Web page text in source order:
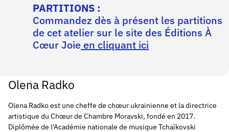
PARTITIONS :
Commandez dès à présent les partitions
de cet atelier sur le site des Éditions À
Cœur Joieen cliquant ici
Olena Radko
Olena Radko est une cheffe de chœur ukrainienne et la directrice
artistique du Chœur de Chambre Moravski, fondé en 2017.
Diplômée de l'Académie nationale de musique Tchaïkovski